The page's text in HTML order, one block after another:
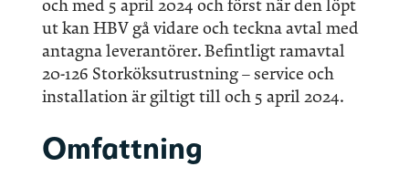
och med 5 april 2024 och först när den löpt
ut kan HBV gå vidare och teckna avtal med
antagna leverantörer. Befintligt ramavtal
20-126 Storköksutrustning – service och
installation är giltigt till och 5 april 2024.
Omfattning